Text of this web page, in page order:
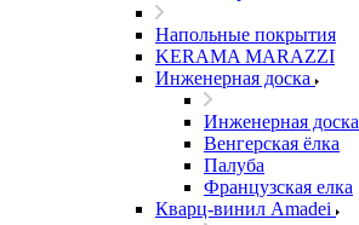
Напольные покрытия
KERAMA MARAZZI
Инженерная доска
Инженерная доска
Венгерская ёлка
Палуба
Французская елка
Кварц-винил Amadei